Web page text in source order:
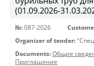
(01.09.2026-
№: 087-2026
Organizer of tender:
Documents: Общие
Приглашение